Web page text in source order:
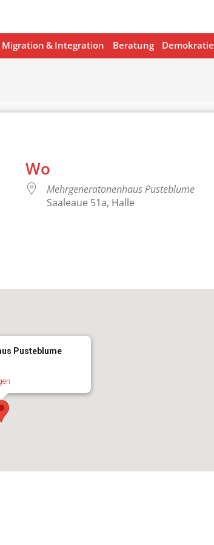
Migration & Integration Beratung Demokratie
Wo
Mehrgeneratonenhaus Pusteblume
Saaleaue 51a, Halle
Pusteblume